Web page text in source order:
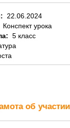
22.06.2024
Конспект урока
5 класс
об